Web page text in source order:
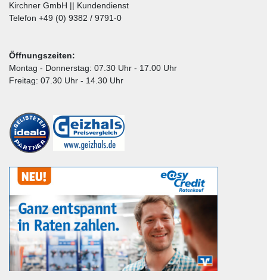
Kirchner GmbH || Kundendienst
Telefon +49 (0) 9382 / 9791-0
Öffnungszeiten:
Montag - Donnerstag: 07.30 Uhr - 17.00 Uhr
Freitag: 07.30 Uhr - 14.30 Uhr